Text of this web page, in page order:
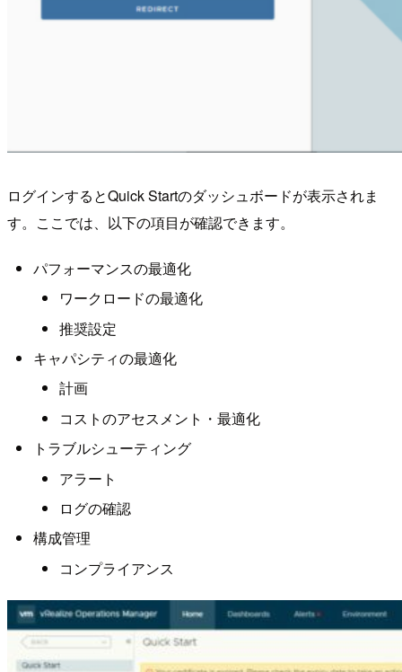
ログインするとQuick Startのダッシュボードが表示されま
す。ここでは、以下の項目が確認できます。
パフォーマンスの最適化
ワークロードの最適化
推奨設定
キャパシティの最適化
計画
コストのアセスメント・最適化
トラブルシューティング
アラート
ログの確認
構成管理
コンプライアンス